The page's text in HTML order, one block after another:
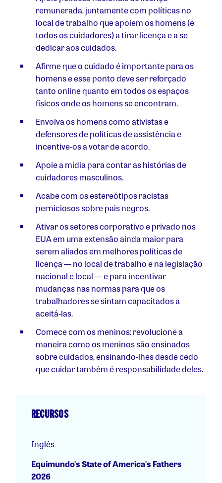
remunerada, juntamente com políticas no
local de trabalho que apoiem os homens (e
todos os cuidadores) a tirar licença e a se
dedicar aos cuidados.
Afirme que o cuidado é importante para os
homens e esse ponto deve ser reforçado
tanto online quanto em todos os espaços
físicos onde os homens se encontram.
Envolva os homens como ativistas e
defensores de políticas de assistência e
incentive-os a votar de acordo.
Apoie a mídia para contar as histórias de
cuidadores masculinos.
Acabe com os estereótipos racistas
perniciosos sobre pais negros.
Ativar os setores corporativo e privado nos
EUA em uma extensão ainda maior para
serem aliados em melhores políticas de
licença — no local de trabalho e na legislação
nacional e local — e para incentivar
mudanças nas normas para que os
trabalhadores se sintam capacitados a
aceitá-las.
Comece com os meninos: revolucione a
maneira como os meninos são ensinados
sobre cuidados, ensinando-lhes desde cedo
que cuidar também é responsabilidade deles.
RECURSOS
Inglês
Equimundo's State of America's Fathers
2026